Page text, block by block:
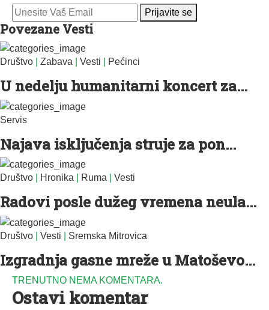
Prijavite se
Povezane Vesti
Društvo Zabava Vesti Pećinci
U nedelju humanitarni koncert za...
Servis
Najava isključenja struje za pon...
Društvo Hronika Ruma Vesti
Radovi posle dužeg vremena neula...
Društvo Vesti Sremska Mitrovica
Izgradnja gasne mreže u Matoševo...
TRENUTNO NEMA KOMENTARA.
Ostavi komentar